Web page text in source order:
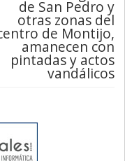
de San Pedro y
otras zonas del
de Montijo,
amanecen con
pintadas y actos
vandálicos